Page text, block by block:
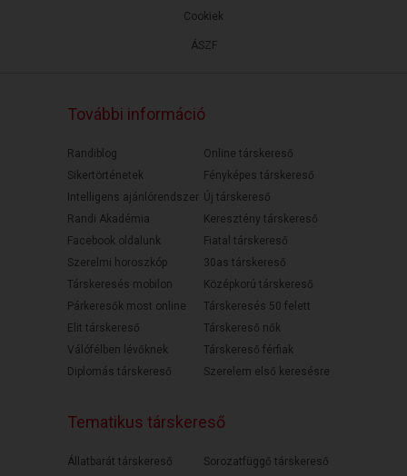
ÁSZF
Cookiek
További információ
Randiblog
Sikertörténetek
Intelligens ajánlórendszer
Randi Akadémia
Facebook oldalunk
Szerelmi horoszkóp
Társkeresés mobilon
Párkeresők most online
Elit társkereső
Válófélben lévőknek
Diplomás társkereső
Online társkereső
Fényképes társkereső
Új társkereső
Keresztény társkereső
Fiatal társkereső
30as társkereső
Középkorú társkereső
Társkeresés 50 felett
Társkereső nők
Társkereső férfiak
Szerelem első keresésre
Tematikus társkereső
Állatbarát társkereső
Sorozatfüggő társkereső